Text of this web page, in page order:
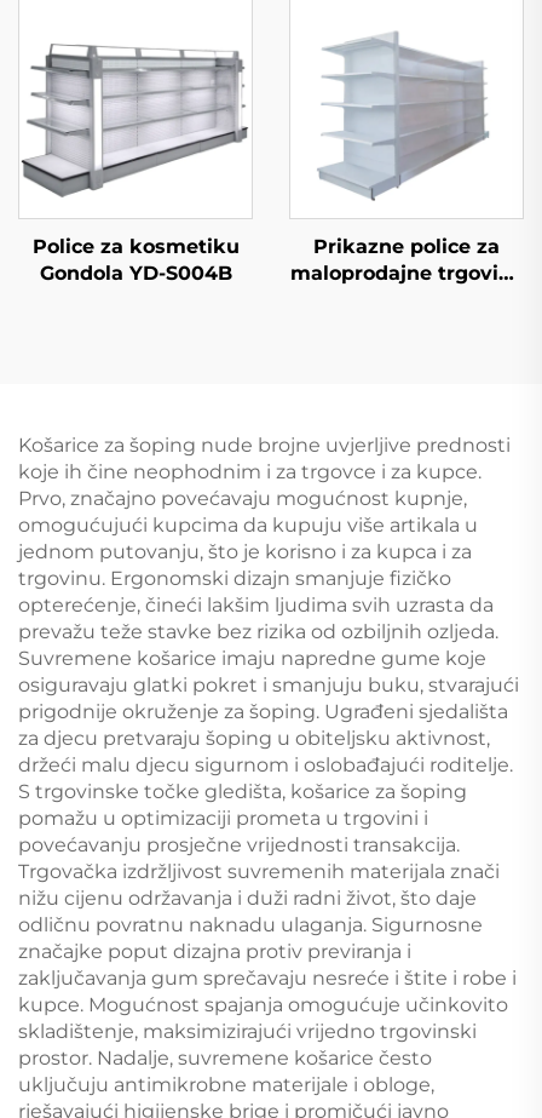
Police za kosmetiku
Gondola YD-S004B
Prikazne police za
maloprodajne trgovine
Košarice za šoping nude brojne uvjerljive prednosti
koje ih čine neophodnim i za trgovce i za kupce.
Prvo, značajno povećavaju mogućnost kupnje,
omogućujući kupcima da kupuju više artikala u
jednom putovanju, što je korisno i za kupca i za
trgovinu. Ergonomski dizajn smanjuje fizičko
opterećenje, čineći lakšim ljudima svih uzrasta da
prevažu teže stavke bez rizika od ozbiljnih ozljeda.
Suvremene košarice imaju napredne gume koje
osiguravaju glatki pokret i smanjuju buku, stvarajući
prigodnije okruženje za šoping. Ugrađeni sjedališta
za djecu pretvaraju šoping u obiteljsku aktivnost,
držeći malu djecu sigurnom i oslobađajući roditelje.
S trgovinske točke gledišta, košarice za šoping
pomažu u optimizaciji prometa u trgovini i
povećavanju prosječne vrijednosti transakcija.
Trgovačka izdržljivost suvremenih materijala znači
nižu cijenu održavanja i duži radni život, što daje
odličnu povratnu naknadu ulaganja. Sigurnosne
značajke poput dizajna protiv previranja i
zaključavanja gum sprečavaju nesreće i štite i robe i
kupce. Mogućnost spajanja omogućuje učinkovito
skladištenje, maksimizirajući vrijedno trgovinski
prostor. Nadalje, suvremene košarice često
uključuju antimikrobne materijale i obloge,
rješavajući higiјenske brige i promičući javno